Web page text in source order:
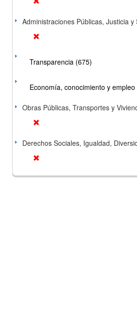
Administraciones Públicas, Justicia y
Transparencia (675)
Economía, conocimiento y empleo
Obras Públicas, Transportes y
Derechos Sociales, Igualdad,